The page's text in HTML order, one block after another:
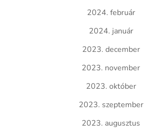
2024. február
2024. január
2023. december
2023. november
2023. október
2023. szeptember
2023. augusztus